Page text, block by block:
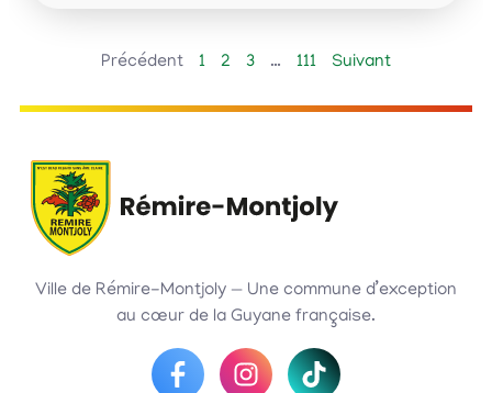
Précédent 1 2 3 … 111 Suivant
Ville de Rémire-Montjoly — Une commune d’exception
au cœur de la Guyane française.